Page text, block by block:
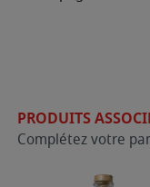
PRODUITS
Complétez votre